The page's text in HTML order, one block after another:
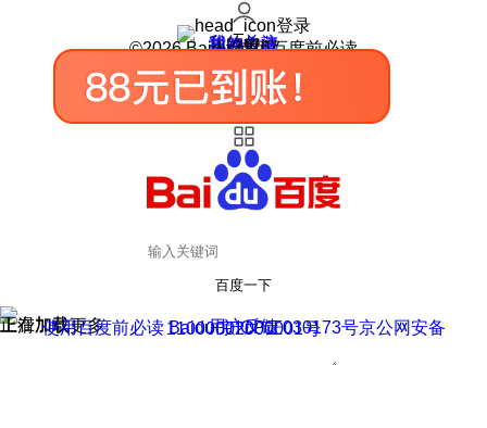
登录
我的关注
我的收藏
皮肤中心
用户反馈
设置
©2026 Baidu 使用百度前必读
百度一下
正在加载
上滑加载更多 用户反馈
使用百度前必读 Baidu 京ICP证030173号
京公网安备11000002000001号